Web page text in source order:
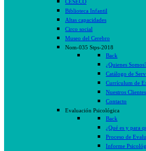
CESECO
Biblioteca Infantil
Altas capacidades
Circo social
Museo del Cerebro
Nom-035 Stps-2018
Back
¿Quienes
Catálogo de
Currículum de
Nuestros Clientes
Contacto
Evaluación Psicológica
Back
¿Qué es y para
Proceso de
Informe